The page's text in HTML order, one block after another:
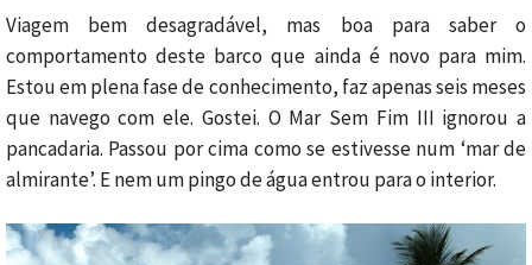
Viagem bem desagradável, mas boa para saber o
comportamento deste barco que ainda é novo para mim.
Estou em plena fase de conhecimento, faz apenas seis meses
que navego com ele. Gostei. O Mar Sem Fim III ignorou a
pancadaria. Passou por cima como se estivesse num ‘mar de
almirante’. E nem um pingo de água entrou para o interior.